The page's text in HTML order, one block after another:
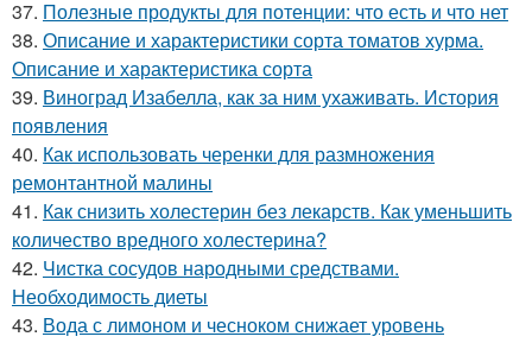
37. Полезные продукты для потенции: что есть и что нет
38. Описание и характеристики сорта томатов хурма.
Описание и характеристика сорта
39. Виноград Изабелла, как за ним ухаживать. История
появления
40. Как использовать черенки для размножения
ремонтантной малины
41. Как снизить холестерин без лекарств. Как уменьшить
количество вредного холестерина?
42. Чистка сосудов народными средствами.
Необходимость диеты
43. Вода с лимоном и чесноком снижает уровень